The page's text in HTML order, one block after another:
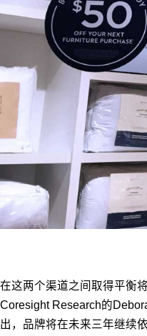
在这两个渠道之间取得平衡
Coresight Research的
出，品牌将在未来三年继续